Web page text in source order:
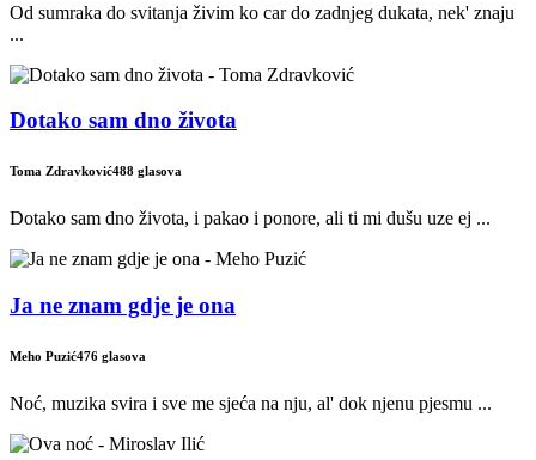
Od sumraka do svitanja živim ko car do zadnjeg dukata, nek' znaju
...
Dotako sam dno života
Toma Zdravković488 glasova
Dotako sam dno života, i pakao i ponore, ali ti mi dušu uze ej ...
Ja ne znam gdje je ona
Meho Puzić476 glasova
Noć, muzika svira i sve me sjeća na nju, al' dok njenu pjesmu ...